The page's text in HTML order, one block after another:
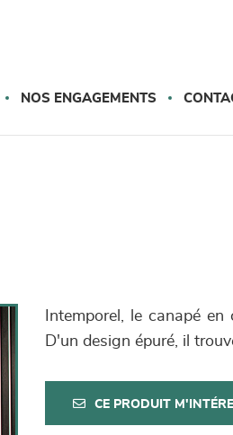
NOS ENGAGEMENTS
Intemporel, le canapé
D'un design épuré, il
CE PRODUIT